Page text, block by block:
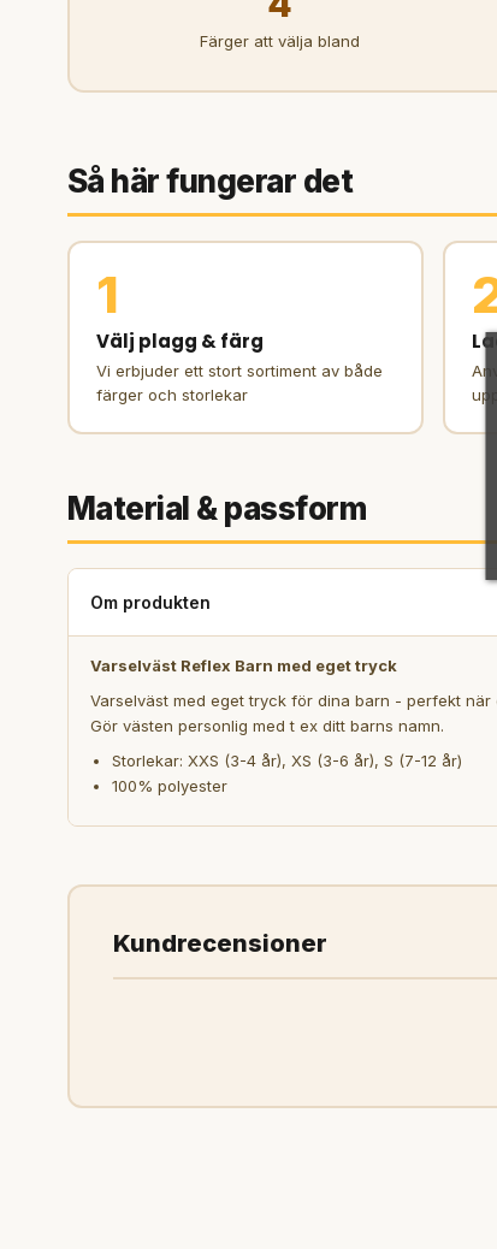
Färger att välja bland
Så här fungerar det
1
Välj plagg & färg
Vi erbjuder ett stort sortiment av både
färger och storlekar
Material & passform
Om produkten
Varselväst Reflex Barn med eget tryck
Varselväst med eget tryck för dina barn - perfekt
Gör västen personlig med t ex ditt barns namn.
Storlekar: XXS (3-4 år), XS (3-6 år), S (7-12 år)
100% polyester